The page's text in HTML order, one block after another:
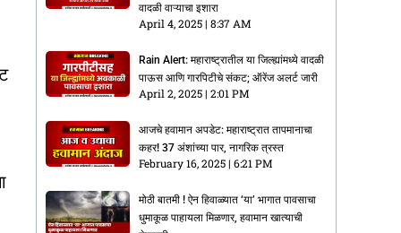
वादळी वाऱ्याचा इशारा
April 4, 2025 8:37 AM
Rain Alert: महाराष्ट्रातील या जिल्ह्यांमध्ये वादळी
पाऊस आणि गारपिटीचे संकट; ऑरेंज अलर्ट जारी
April 2, 2025 2:01 PM
आजचे हवामान अपडेट: महाराष्ट्रात तापमानाचा
कहर! 37 अंशांच्या पार, नागरिक त्रस्त
February 16, 2025 6:21 PM
मोठी बातमी ! ऐन हिवाळ्यात ‘या’ भागात पावसाचा
धुमाकूळ पाहायला मिळणार, हवामान खात्याची